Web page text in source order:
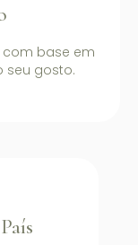
com base em
seu gosto.